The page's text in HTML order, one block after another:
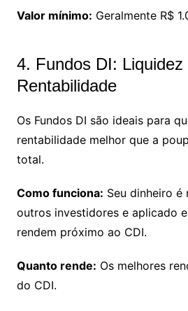
Valor mínimo: Geralmente R$
4. Fundos DI: Liquidez
Rentabilidade
Os Fundos DI são ideais para
rentabilidade melhor que a
total.
Como funciona: Seu dinheiro
outros investidores e aplicado
rendem próximo ao CDI.
Quanto rende: Os melhores
do CDI.